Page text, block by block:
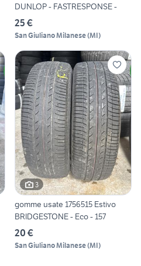
DUNLOP - FASTRESPONSE -
25 €
San Giuliano Milanese(MI)
3
gomme usate 1756515 Estivo
BRIDGESTONE - Eco - 157
20 €
San Giuliano Milanese(MI)